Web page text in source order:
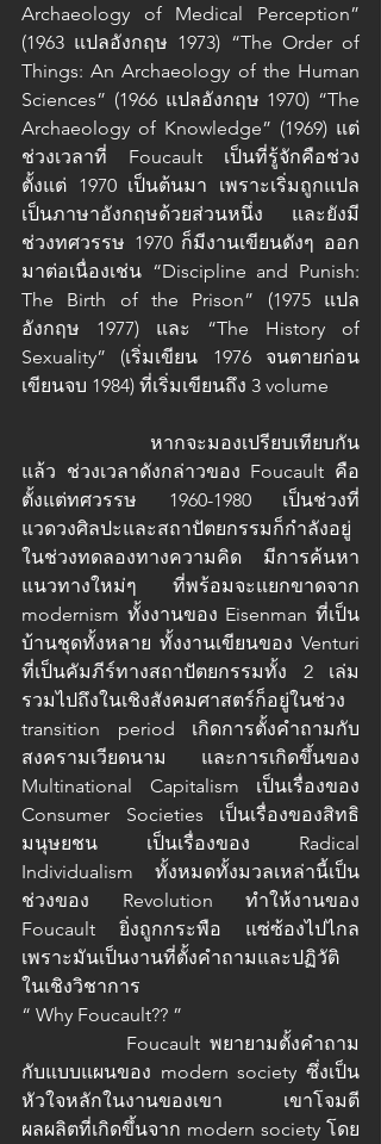
Archaeology of Medical Perception”
(1963 แปลอังกฤษ 1973) “The Order of
Things: An Archaeology of the Human
Sciences” (1966 แปลอังกฤษ 1970) “The
Archaeology of Knowledge” (1969) แต่
ช่วงเวลาที่ Foucault เป็นที่รู้จักคือช่วง
ตั้งแต่ 1970 เป็นต้นมา เพราะเริ่มถูกแปล
เป็นภาษาอังกฤษด้วยส่วนหนึ่ง และยังมี
ช่วงทศวรรษ 1970 ก็มีงานเขียนดังๆ ออก
มาต่อเนื่องเช่น “Discipline and Punish:
The Birth of the Prison” (1975 แปล
อังกฤษ 1977) และ “The History of
Sexuality” (เริ่มเขียน 1976 จนตายก่อน
เขียนจบ 1984) ที่เริ่มเขียนถึง 3 volume
แล้ว ช่วงเวลาดังกล่าวของ Foucault คือ
ตั้งแต่ทศวรรษ 1960-1980 เป็นช่วงที่
แวดวงศิลปะและสถาปัตยกรรมก็กำลังอยู่
ในช่วงทดลองทางความคิด มีการค้นหา
แนวทางใหม่ๆ ที่พร้อมจะแยกขาดจาก
modernism ทั้งงานของ Eisenman ที่เป็น
บ้านชุดทั้งหลาย ทั้งงานเขียนของ Venturi
ที่เป็นคัมภีร์ทางสถาปัตยกรรมทั้ง 2 เล่ม
รวมไปถึงในเชิงสังคมศาสตร์ก็อยู่ในช่วง
transition period เกิดการตั้งคำถามกับ
สงครามเวียดนาม และการเกิดขึ้นของ
Multinational Capitalism เป็นเรื่องของ
Consumer Societies เป็นเรื่องของสิทธิ
มนุษยชน เป็นเรื่องของ Radical
Individualism ทั้งหมดทั้งมวลเหล่านี้เป็น
ช่วงของ Revolution ทำให้งานของ
Foucault ยิ่งถูกกระพือ แซ่ซ้องไปไกล
เพราะมันเป็นงานที่ตั้งคำถามและปฏิวัติ
ในเชิงวิชาการ
“ Why Foucault?? ”
กับแบบแผนของ modern society ซึ่งเป็น
หัวใจหลักในงานของเขา เขาโจมตี
ผลผลิตที่เกิดขึ้นจาก modern society โดย